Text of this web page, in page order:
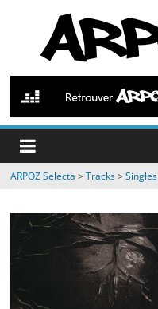
contenu
ARPOZ
Selecta
by
ARPOZ
BENNO
ARPOZ Selecta >Tracks>Singles